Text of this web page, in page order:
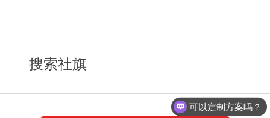
搜索社旗
可以定制方案吗？